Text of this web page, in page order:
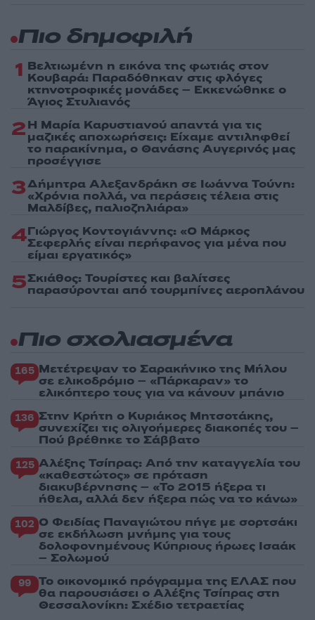
Πιο δημοφιλή
1 Βελτιωμένη η εικόνα της φωτιάς στον
Κουβαρά: Παραδόθηκαν στις φλόγες
κτηνοτροφικές μονάδες – Εκκενώθηκε ο
Άγιος Στυλιανός
2Η Μαρία Καρυστιανού απαντά για τις
μαζικές αποχωρήσεις: Είχαμε αντιληφθεί
το παρακίνημα, ο Θανάσης Αυγερινός μας
προσέγγισε
3Δήμητρα Αλεξανδράκη σε Ιωάννα Τούνη:
«Χρόνια πολλά, να περάσεις τέλεια στις
Μαλδίβες, παλιοζηλιάρα»
4Γιώργος Κοντογιάννης: «Ο Μάρκος
Σεφερλής είναι περήφανος για μένα που
είμαι εργατικός»
5Σκιάθος: Τουρίστες και βαλίτσες
παρασύρονται από τουρμπίνες αεροπλάνου
Πιο σχολιασμένα
165 Μετέτρεψαν το Σαρακήνικο της Μήλου
σε ελικοδρόμιο – «Πάρκαραν» το
ελικόπτερο τους για να κάνουν μπάνιο
136 Στην Κρήτη ο Κυριάκος Μητσοτάκης,
συνεχίζει τις ολιγοήμερες διακοπές του –
Πού βρέθηκε το Σάββατο
125 Αλέξης Τσίπρας: Από την καταγγελία του
«καθεστώτος» σε πρόταση
διακυβέρνησης – «Το 2015 ήξερα τι
ήθελα, αλλά δεν ήξερα πώς να το κάνω»
102 Ο Φειδίας Παναγιώτου πήγε με σορτσάκι
σε εκδήλωση μνήμης για τους
δολοφονημένους Κύπριους ήρωες Ισαάκ
– Σολωμού
99 Το οικονομικό πρόγραμμα της ΕΛΑΣ που
θα παρουσιάσει ο Αλέξης Τσίπρας στη
Θεσσαλονίκη: Σχέδιο τετραετίας